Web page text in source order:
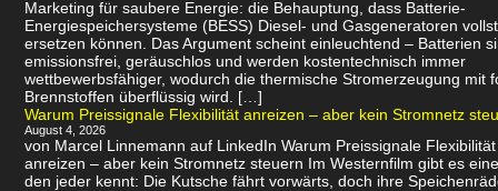
Marketing für saubere Energie: die Behauptung, dass Batterie-
Energiespeichersysteme (BESS) Diesel- und Gasgeneratoren
ersetzen können. Das Argument scheint einleuchtend – Batterien
emissionsfrei, geräuschlos und werden kostentechnisch immer
wettbewerbsfähiger, wodurch die thermische Stromerzeugung mit
Brennstoffen überflüssig wird. […]
Warum Preissignale Flexibilität anreizen – aber kein Stromnetz
August 4, 2026
von Marcel Linnemann auf LinkedIn Warum Preissignale Flexibilität
anreizen – aber kein Stromnetz steuern Im Westernfilm gibt es
den jeder kennt: Die Kutsche fährt vorwärts, doch ihre